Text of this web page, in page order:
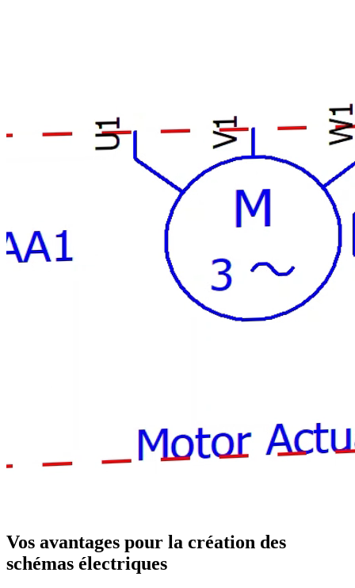
Vos avantages pour la création des
schémas électriques